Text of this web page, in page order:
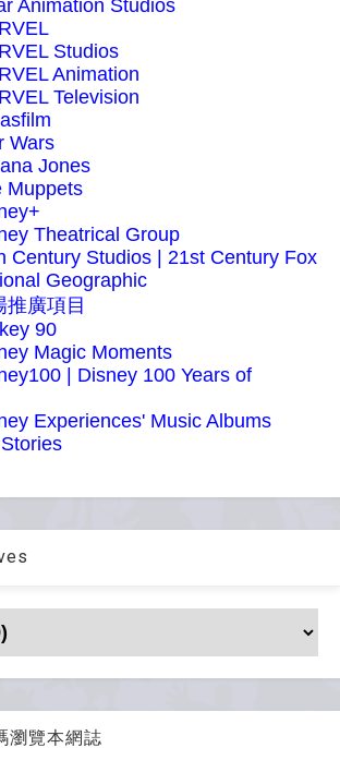
Animation Studios
Studios
Animation
Television
Wars
Jones
Muppets
Theatrical Group
Century Studios | 21st Century Fox
Geographic
推廣項目
90
Magic Moments
| Disney 100 Years of
Experiences' Music Albums
瀏覽本網誌